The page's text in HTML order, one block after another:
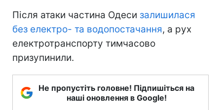
Після атаки частина Одеси залишилася
без електро- та водопостачання, а рух
електротранспорту тимчасово
призупинили.
Не пропустіть головне! Підпишіться на
наші оновлення в Google!